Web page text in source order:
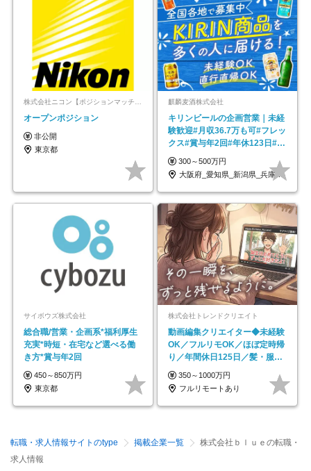
オープンポジション
非公開
東京都
麒麟麦酒株式会社
キリンビールの企画営業｜未経
験歓迎#月収36.7万も可#フレッ
クス#賞与年2回#年休123日#完
全週休2日制
300～500万円
大阪府_愛知県_新潟県_兵庫県_福岡県
サイボウズ株式会社
総合職/営業・企画系*福利厚生
充実*時短・在宅など選べる働
き方*賞与年2回
450～850万円
東京都
株式会社トレンドクリエイト
動画編集クリエイター◆未経験
OK／フルリモOK／ほぼ定時帰
り／年間休日125日／髪・服・
ネイル自由／副業OK
350～1000万円
フルリモートあり
転職・求人情報サイトのtype 掲載企業一覧
株式会社ｂｌｕｅの転職・
求人情報